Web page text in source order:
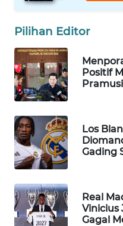
Pilihan Editor
Positif
Los
Gading
Real
Vinicius
Gagal
Media
Group
WAHANA
NEWS
TANI
WAHANA
ADVOKAT
WAHANA
INFRASTRUKTUR